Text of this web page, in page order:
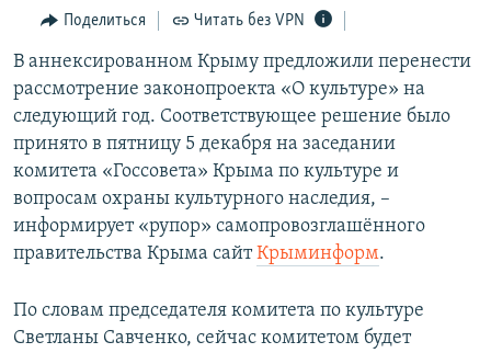
Вернутся
поиску
ИНТЕРАКТИВ
ИНФОГРАФИКА
ТЕЛЕПРОЕКТ КРЫМ.РЕАЛИИ
СОВЕТЫ ПРАВОЗАЩИТНИКОВ
ПРОПАВШИЕ БЕЗ ВЕСТИ
ПОБЕДИТЕЛЕЙ НЕ СУДЯТ?
КРЫМ.НЕПОКОРЕННЫЙ
УКРАИНСКАЯ ПРОБЛЕМА КРЫМА
РАДІО СВОБОДА
КАК ОБОЙТИ БЛОКИРОВКУ
Українською
Qırımtatar
ПРИСОЕДИНЯЙТЕСЬ!
Поделиться Читать без VPN
В аннексированном Крыму предложили перенести
рассмотрение законопроекта «О культуре» на
следующий год. Соответствующее решение было
принято в пятницу 5 декабря на заседании
комитета «Госсовета» Крыма по культуре и
вопросам охраны культурного наследия, –
информирует «рупор» самопровозглашённого
правительства Крыма сайтКрыминформ.
По словам председателя комитета по культуре
Светланы Савченко, сейчас комитетом будет